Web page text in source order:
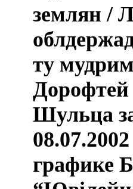
землян /
ту
Шульца
графике